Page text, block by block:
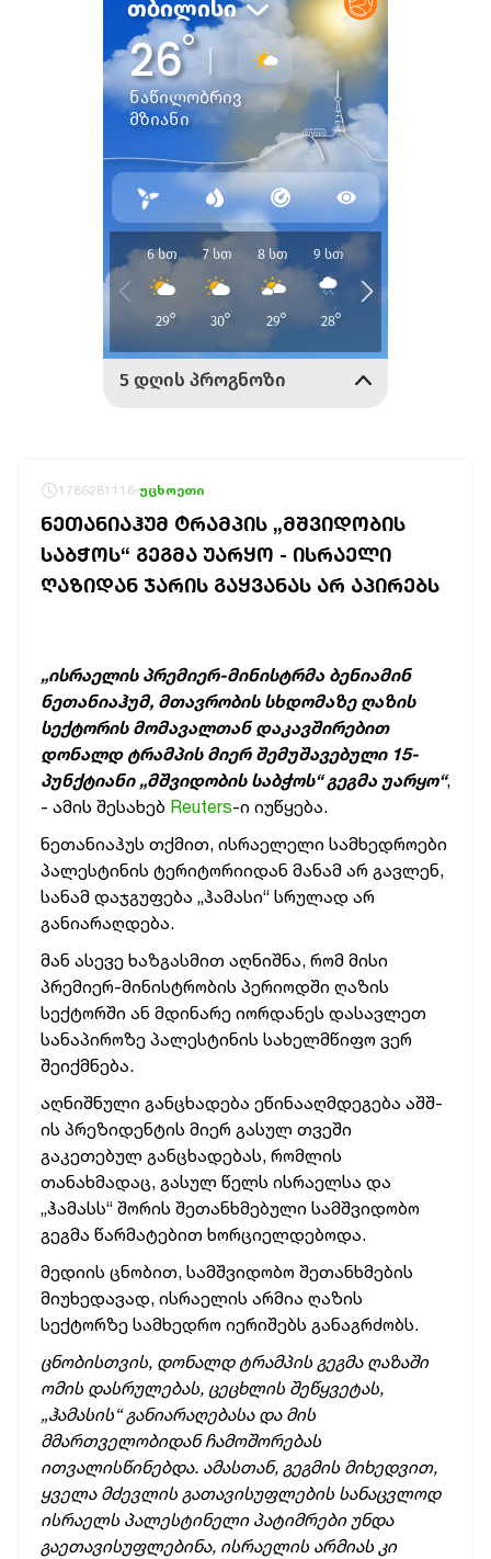
1786281116 უცხოეთი
ᲜᲔᲗᲐᲜᲘᲐᲰᲣᲛ ᲢᲠᲐᲛᲞᲘᲡ „ᲛᲨᲕᲘᲓᲝᲑᲘᲡ
ᲡᲐᲑᲭᲝᲡ“ ᲒᲔᲒᲛᲐ ᲣᲐᲠᲧᲝ - ᲘᲡᲠᲐᲔᲚᲘ
ᲦᲐᲖᲘᲓᲐᲜ ᲯᲐᲠᲘᲡ ᲒᲐᲧᲕᲐᲜᲐᲡ ᲐᲠ ᲐᲞᲘᲠᲔᲑᲡ
„ისრაელის პრემიერ-მინისტრმა ბენიამინ
ნეთანიაჰუმ, მთავრობის სხდომაზე ღაზის
სექტორის მომავალთან დაკავშირებით
დონალდ ტრამპის მიერ შემუშავებული 15-
პუნქტიანი „მშვიდობის საბჭოს“ გეგმა უარყო“,
- ამის შესახებ Reuters-ი იუწყება.
ნეთანიაჰუს თქმით, ისრაელელი სამხედროები
პალესტინის ტერიტორიიდან მანამ არ გავლენ,
სანამ დაჯგუფება „ჰამასი“ სრულად არ
განიარაღდება.
მან ასევე ხაზგასმით აღნიშნა, რომ მისი
პრემიერ-მინისტრობის პერიოდში ღაზის
სექტორში ან მდინარე იორდანეს დასავლეთ
სანაპიროზე პალესტინის სახელმწიფო ვერ
შეიქმნება.
აღნიშნული განცხადება ეწინააღმდეგება აშშ-
ის პრეზიდენტის მიერ გასულ თვეში
გაკეთებულ განცხადებას, რომლის
თანახმადაც, გასულ წელს ისრაელსა და
„ჰამასს“ შორის შეთანხმებული სამშვიდობო
გეგმა წარმატებით ხორციელდებოდა.
მედიის ცნობით, სამშვიდობო შეთანხმების
მიუხედავად, ისრაელის არმია ღაზის
სექტორზე სამხედრო იერიშებს განაგრძობს.
ცნობისთვის, დონალდ ტრამპის გეგმა ღაზაში
ომის დასრულებას, ცეცხლის შეწყვეტას,
„ჰამასის“ განიარაღებასა და მის
მმართველობიდან ჩამოშორებას
ითვალისწინებდა. ამასთან, გეგმის მიხედვით,
ყველა მძევლის გათავისუფლების სანაცვლოდ
ისრაელს პალესტინელი პატიმრები უნდა
გაეთავისუფლებინა, ისრაელის არმიას კი